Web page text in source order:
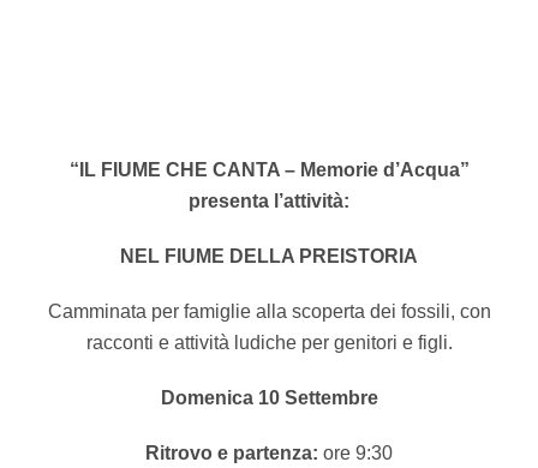
“IL FIUME CHE CANTA – Memorie d’Acqua”
presenta l’attività:
NEL FIUME DELLA PREISTORIA
Camminata per famiglie alla scoperta dei fossili, con
racconti e attività ludiche per genitori e figli.
Domenica 10 Settembre
Ritrovo e partenza: ore 9:30